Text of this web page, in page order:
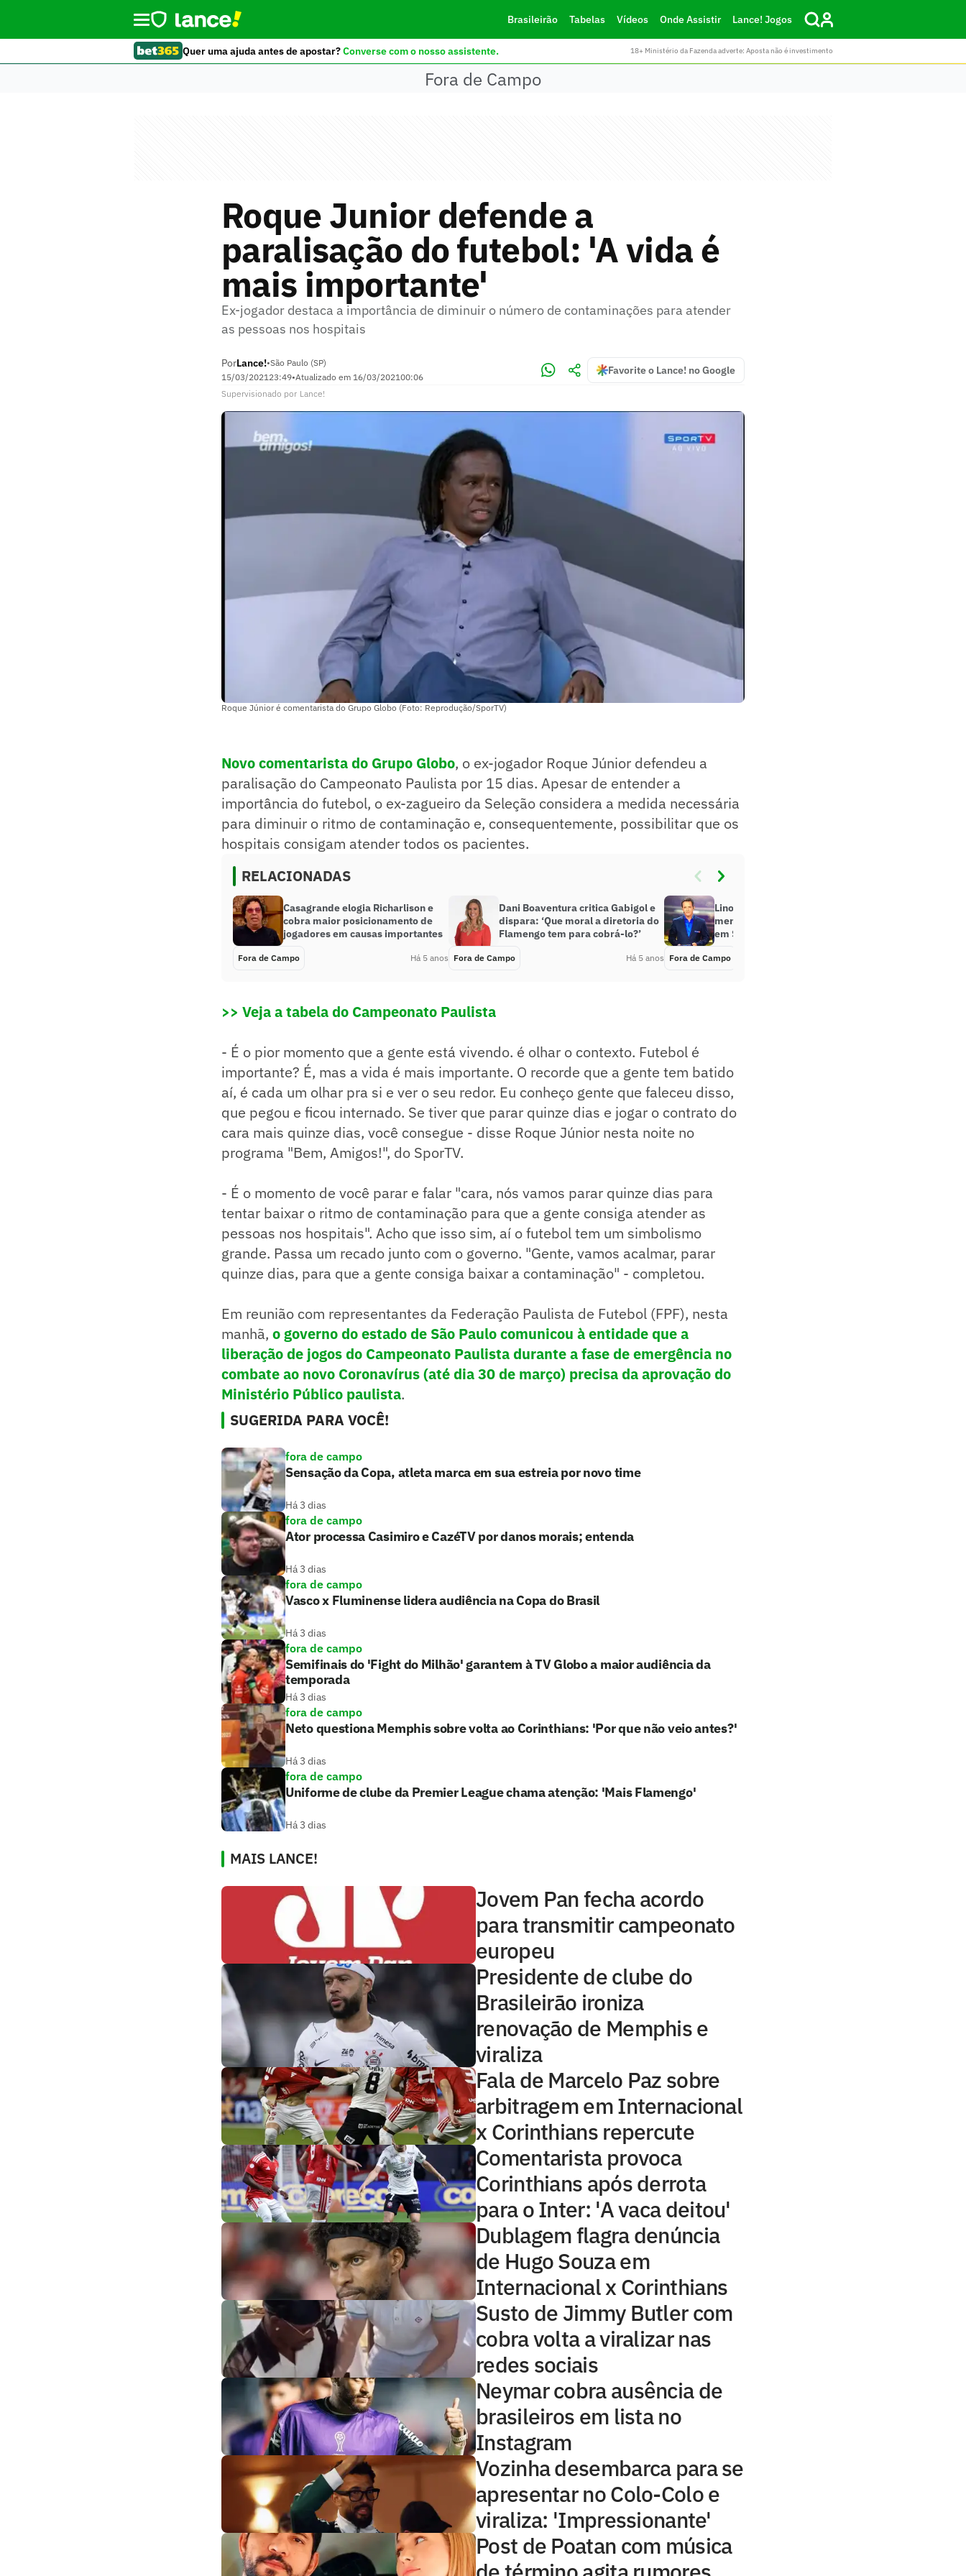
Brasileirão Tabelas Vídeos Onde Assistir Lance! Jogos
Quer uma ajuda antes de apostar?Converse com o nosso assistente. 18+ Ministério da Fazenda adverte: Aposta não é investimento
Fora de Campo
Roque Junior defende a
paralisação do futebol: 'A vida é
mais importante'
Ex-jogador destaca a importância de diminuir o número de contaminações para atender
as pessoas nos hospitais
PorLance!•São Paulo (SP)
15/03/202123:49•Atualizado em 16/03/202100:06
Favorite o Lance! no Google
Supervisionado por Lance!
Roque Júnior é comentarista do Grupo Globo (Foto: Reprodução/SporTV)
Novo comentarista do Grupo Globo, o ex-jogador Roque Júnior defendeu a
paralisação do Campeonato Paulista por 15 dias. Apesar de entender a
importância do futebol, o ex-zagueiro da Seleção considera a medida necessária
para diminuir o ritmo de contaminação e, consequentemente, possibilitar que os
hospitais consigam atender todos os pacientes.
RELACIONADAS
Casagrande elogia Richarlison e
cobra maior posicionamento de
jogadores em causas importantes
Fora de Campo Há 5 anos
Dani Boaventura critica Gabigol e
dispara: ‘Que moral a diretoria do
Flamengo tem para cobrá-lo?’
Fora de Campo Há 5 anos
Lino entende que seria um ‘mal
menor’ a manutenção do Paulistão
em São Paulo
Fora de Campo
>> Veja a tabela do Campeonato Paulista
- É o pior momento que a gente está vivendo. é olhar o contexto. Futebol é
importante? É, mas a vida é mais importante. O recorde que a gente tem batido
aí, é cada um olhar pra si e ver o seu redor. Eu conheço gente que faleceu disso,
que pegou e ficou internado. Se tiver que parar quinze dias e jogar o contrato do
cara mais quinze dias, você consegue - disse Roque Júnior nesta noite no
programa "Bem, Amigos!", do SporTV.
- É o momento de você parar e falar "cara, nós vamos parar quinze dias para
tentar baixar o ritmo de contaminação para que a gente consiga atender as
pessoas nos hospitais". Acho que isso sim, aí o futebol tem um simbolismo
grande. Passa um recado junto com o governo. "Gente, vamos acalmar, parar
quinze dias, para que a gente consiga baixar a contaminação" - completou.
Em reunião com representantes da Federação Paulista de Futebol (FPF), nesta
manhã, o governo do estado de São Paulo comunicou à entidade que a
liberação de jogos do Campeonato Paulista durante a fase de emergência no
combate ao novo Coronavírus (até dia 30 de março) precisa da aprovação do
Ministério Público paulista.
SUGERIDA PARA VOCÊ!
fora de campo
Sensação da Copa, atleta marca em sua estreia por novo time
Há 3 dias
fora de campo
Ator processa Casimiro e CazéTV por danos morais; entenda
Há 3 dias
fora de campo
Vasco x Fluminense lidera audiência na Copa do Brasil
Há 3 dias
fora de campo
Semifinais do 'Fight do Milhão' garantem à TV Globo a maior audiência da
temporada
Há 3 dias
fora de campo
Neto questiona Memphis sobre volta ao Corinthians: 'Por que não veio antes?'
Há 3 dias
fora de campo
Uniforme de clube da Premier League chama atenção: 'Mais Flamengo'
Há 3 dias
MAIS LANCE!
Jovem Pan fecha acordo
para transmitir campeonato
europeu
Presidente de clube do
Brasileirão ironiza
renovação de Memphis e
viraliza
Fala de Marcelo Paz sobre
arbitragem em Internacional
x Corinthians repercute
Comentarista provoca
Corinthians após derrota
para o Inter: 'A vaca deitou'
Dublagem flagra denúncia
de Hugo Souza em
Internacional x Corinthians
Susto de Jimmy Butler com
cobra volta a viralizar nas
redes sociais
Neymar cobra ausência de
brasileiros em lista no
Instagram
Vozinha desembarca para se
apresentar no Colo-Colo e
viraliza: 'Impressionante'
Post de Poatan com música